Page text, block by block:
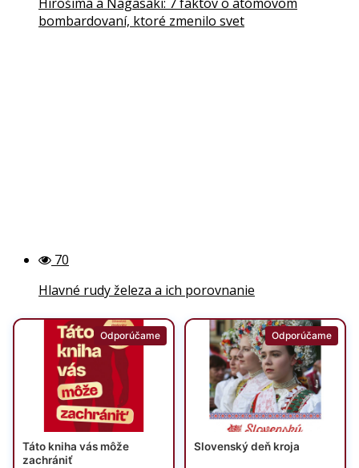
bombardovaní, ktoré zmenilo svet
70
Hlavné rudy železa a ich porovnanie